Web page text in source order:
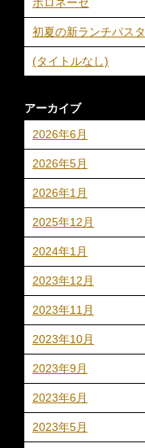
初夏の新ランチパスタ
(タイトルなし)
アーカイブ
2026年6月
2026年5月
2026年1月
2025年12月
2024年1月
2023年12月
2023年11月
2023年10月
2023年9月
2023年6月
2023年5月